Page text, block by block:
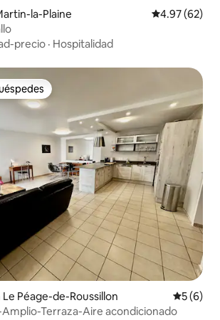
la-Plaine Calificación
4.97 (62)
precio · Hospitalidad
Péage-de-Roussillon
5 (6)
Terraza-Aire acondicionado